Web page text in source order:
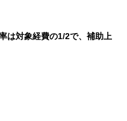
は対象経費の1/2で、補助上